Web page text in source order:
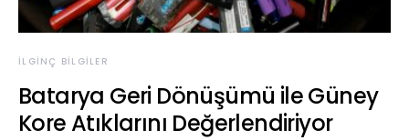
İLGINÇ BILGILER
Batarya Geri Dönüşümü ile Güney
Kore Atıklarını Değerlendiriyor